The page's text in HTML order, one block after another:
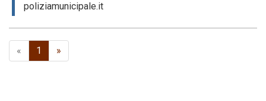
poliziamunicipale.it
« 1 »